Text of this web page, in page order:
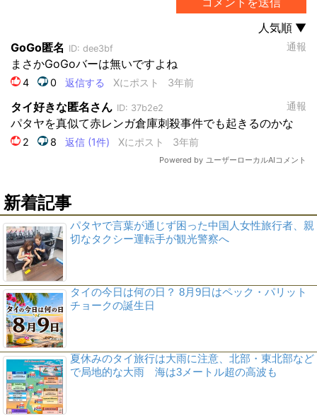
新着記事
パタヤで言葉が通じず困った中国人女性旅行者、親
切なタクシー運転手が観光警察へ
タイの今日は何の日？ 8月9日はペック・パリット
チョークの誕生日
夏休みのタイ旅行は大雨に注意、北部・東北部など
で局地的な大雨 海は3メートル超の高波も